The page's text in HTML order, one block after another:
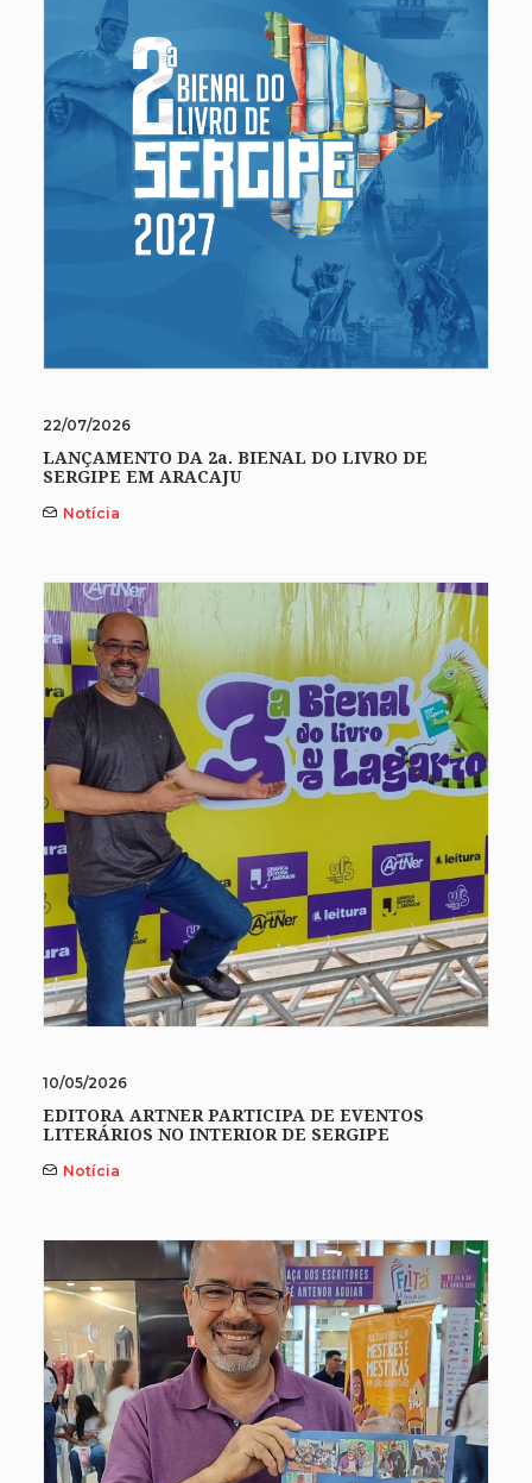
22/07/2026
LANÇAMENTO DA 2a. BIENAL DO LIVRO DE
SERGIPE EM ARACAJU
Notícia
10/05/2026
EDITORA ARTNER PARTICIPA DE EVENTOS
LITERÁRIOS NO INTERIOR DE SERGIPE
Notícia